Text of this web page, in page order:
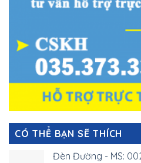
CÓ THỂ BẠN SẼ THÍCH
Đèn Đường - MS: